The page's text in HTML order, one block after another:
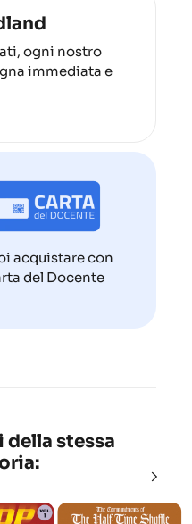
ogni nostro
immediata e
acquistare con
del Docente
stessa